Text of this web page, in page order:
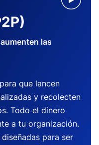
las
que lancen
y recolecten
Todo el dinero
a tu organización.
para ser